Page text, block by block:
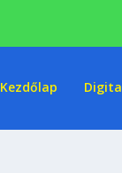
Kezdőlap